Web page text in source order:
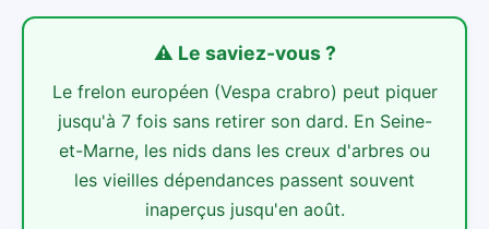
⚠️ Le saviez-vous ?
Le frelon européen (Vespa crabro) peut piquer
jusqu'à 7 fois sans retirer son dard. En Seine-
et-Marne, les nids dans les creux d'arbres ou
les vieilles dépendances passent souvent
inaperçus jusqu'en août.